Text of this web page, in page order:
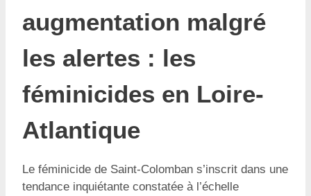
augmentation malgré
les alertes : les
féminicides en Loire-
Atlantique
Le féminicide de Saint-Colomban s’inscrit dans une
tendance inquiétante constatée à l’échelle